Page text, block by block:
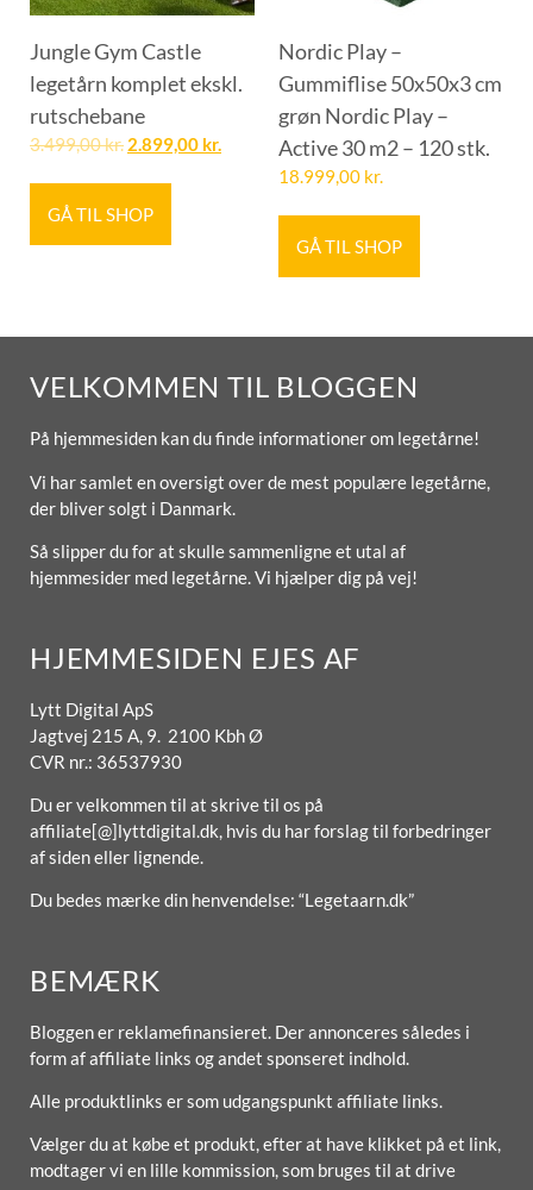
Jungle Gym Castle
legetårn komplet ekskl.
rutschebane
3.499,00kr. 2.899,00 kr.
GÅ TIL SHOP
Nordic Play –
Gummiflise 50x50x3 cm
grøn Nordic Play –
Active 30 m2 – 120 stk.
18.999,00 kr.
GÅ TIL SHOP
VELKOMMEN TIL BLOGGEN
På hjemmesiden kan du finde informationer om legetårne!
Vi har samlet en oversigt over de mest populære legetårne,
der bliver solgt i Danmark.
Så slipper du for at skulle sammenligne et utal af
hjemmesider med legetårne. Vi hjælper dig på vej!
HJEMMESIDEN EJES AF
Lytt Digital ApS
Jagtvej 215 A, 9. 2100 Kbh Ø
CVR nr.: 36537930
Du er velkommen til at skrive til os på
affiliate[@]lyttdigital.dk, hvis du har forslag til forbedringer
af siden eller lignende.
Du bedes mærke din henvendelse: “Legetaarn.dk”
BEMÆRK
Bloggen er reklamefinansieret. Der annonceres således i
form af affiliate links og andet sponseret indhold.
Alle produktlinks er som udgangspunkt affiliate links.
Vælger du at købe et produkt, efter at have klikket på et link,
modtager vi en lille kommission, som bruges til at drive